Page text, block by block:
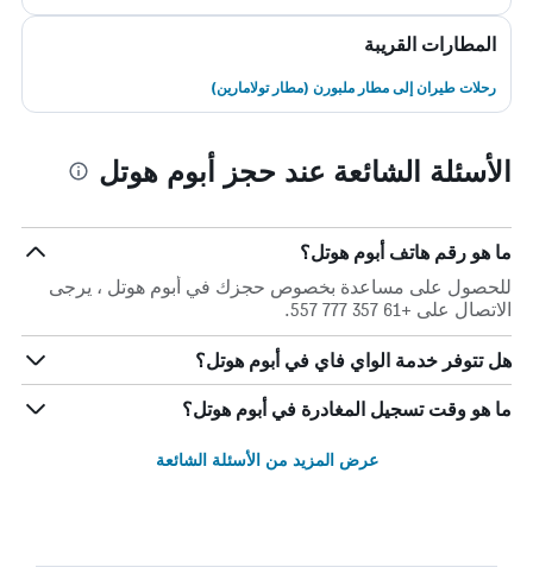
المطارات القريبة
رحلات طيران إلى مطار ملبورن (مطار تولامارين)
الأسئلة الشائعة عند حجز أبوم هوتل
ما هو رقم هاتف أبوم هوتل؟
للحصول على مساعدة بخصوص حجزك في أبوم هوتل ، يرجى
الاتصال على +61 357 777 557.
هل تتوفر خدمة الواي فاي في أبوم هوتل؟
ما هو وقت تسجيل المغادرة في أبوم هوتل؟
عرض المزيد من الأسئلة الشائعة